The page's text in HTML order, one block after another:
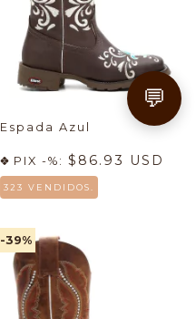
Espada Azul
PIX -%: $86.93 USD
323 VENDIDOS.
-39%
💬